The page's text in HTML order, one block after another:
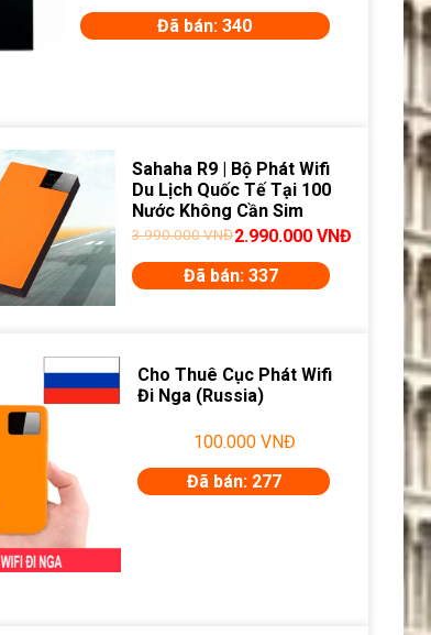
Đã bán: 340
Sahaha R9 | Bộ Phát Wifi
Du Lịch Quốc Tế Tại 100
Nước Không Cần Sim
3.990.000VNĐ2.990.000 VNĐ
Đã bán: 337
Cho Thuê Cục Phát Wifi
Đi Nga (Russia)
100.000VNĐ
Đã bán: 277